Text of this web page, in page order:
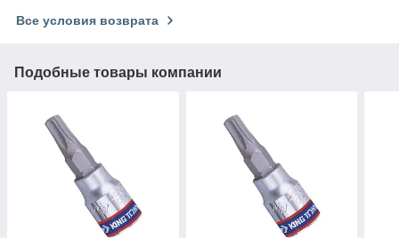
Все условия возврата
Подобные товары компании